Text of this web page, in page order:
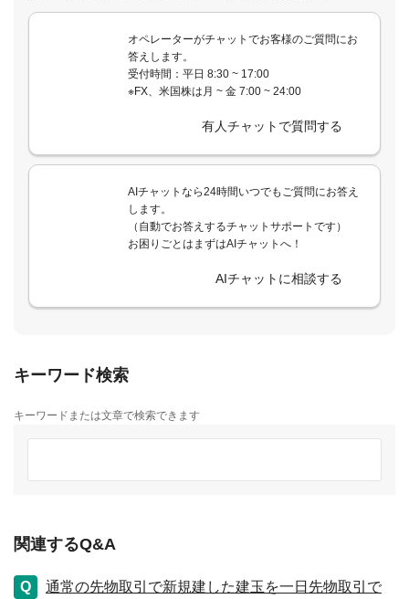
オペレーターがチャットでお客様のご質問にお
答えします。
受付時間：平日 8:30 ~ 17:00
※FX、米国株は月 ~ 金 7:00 ~ 24:00
有人チャットで質問する
AIチャットなら24時間いつでもご質問にお答え
します。
（自動でお答えするチャットサポートです）
お困りごとはまずはAIチャットへ！
AIチャットに相談する
キーワード検索
キーワードまたは文章で検索できます
関連するQ&A
通常の先物取引で新規建した建玉を一日先物取引で